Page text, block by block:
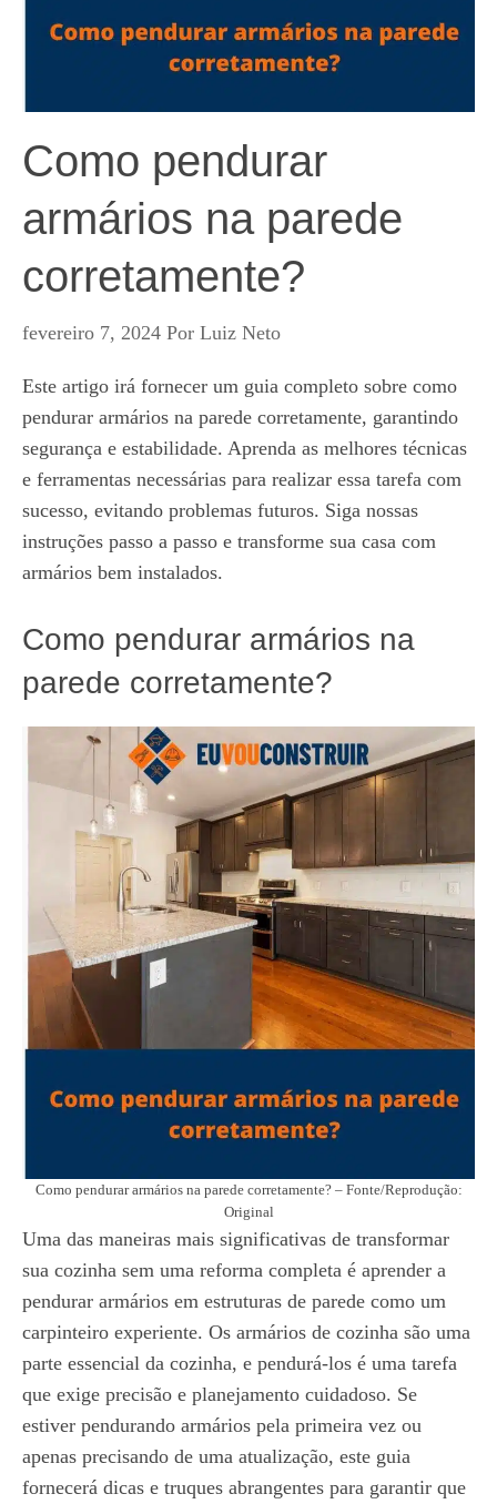
Como pendurar
armários na parede
corretamente?
fevereiro 7, 2024 Por Luiz Neto
Este artigo irá fornecer um guia completo sobre como
pendurar armários na parede corretamente, garantindo
segurança e estabilidade. Aprenda as melhores técnicas
e ferramentas necessárias para realizar essa tarefa com
sucesso, evitando problemas futuros. Siga nossas
instruções passo a passo e transforme sua casa com
armários bem instalados.
Como pendurar armários na
parede corretamente?
Como pendurar armários na parede corretamente? – Fonte/Reprodução:
Original
Uma das maneiras mais significativas de transformar
sua cozinha sem uma reforma completa é aprender a
pendurar armários em estruturas de parede como um
carpinteiro experiente. Os armários de cozinha são uma
parte essencial da cozinha, e pendurá-los é uma tarefa
que exige precisão e planejamento cuidadoso. Se
estiver pendurando armários pela primeira vez ou
apenas precisando de uma atualização, este guia
fornecerá dicas e truques abrangentes para garantir que